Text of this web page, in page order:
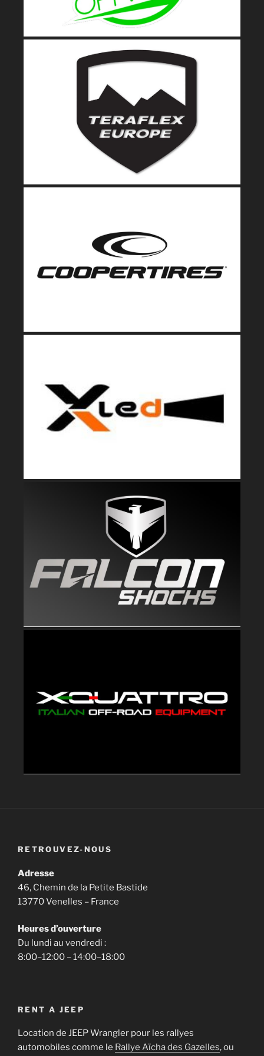
Teraflex Europe
TeraFlex est un fabricant de d’amortisseurs haut de
gamme, de protection et de pont haute performance
pour la Jeep Wrangler.
Pneus Cooper 4×4 Jeep
Notre vaste gamme de pneus 4×4, de hautes
performances a été conçue et développée pour
pour Jeep
XLed vous propose une gamme de feux à led
spécifique pour Jeep JK, optique avant, longue portée,
Falcon Shocks, amortisseur haut
de gamme pour Jeep JK
Les Amortisseurs Falcon Teraflex disponibles chez
Teraflex Europe, spécialement mis au point pour les
Jeep JK en version 2 portes et 4 portes pour des
rehausses allant de 0″ à 6″.
Xquattro est un fabriquant Italien des Pare-Chocs ainsi
que de nombreux accessoires comme un porte-roue
arrière, des feux diurnes, des phares à leds, bull-bar, ski
RETROUVEZ-NOUS
Adresse
46, Chemin de la Petite Bastide
13770 Venelles – France
Heures d’ouverture
Du lundi au vendredi :
8:00–12:00 – 14:00–18:00
RENT A JEEP
Location de JEEP Wrangler pour les rallyes
automobiles comme le Rallye Aïcha des Gazelles, ou